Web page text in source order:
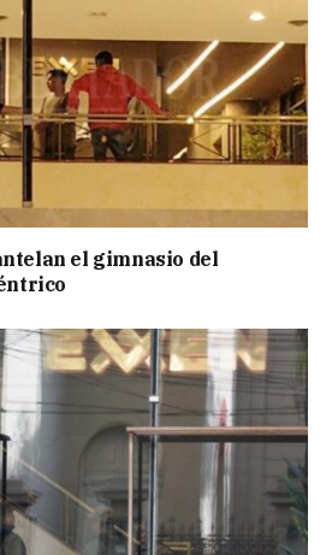
el gimnasio del